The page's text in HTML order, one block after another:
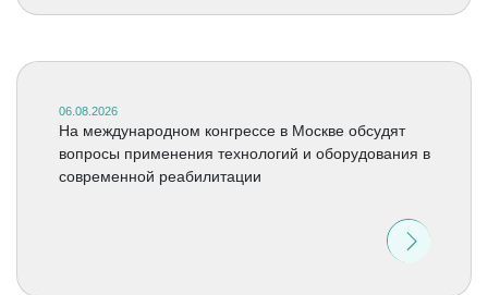
06.08.2026
На международном конгрессе в Москве обсудят
вопросы применения технологий и оборудования в
современной реабилитации